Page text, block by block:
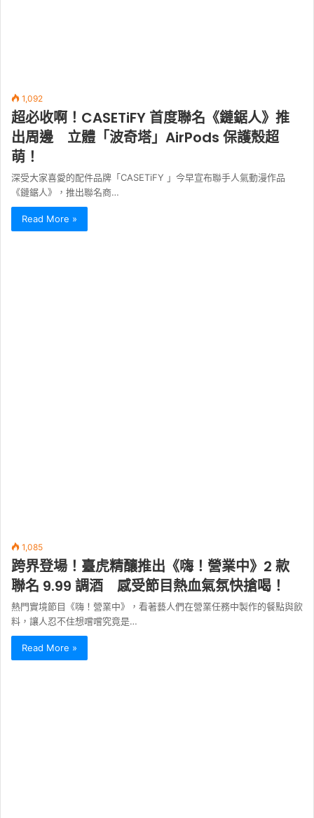
1,092
超必收啊！CASETiFY 首度聯名《鏈鋸人》推
出周邊 立體「波奇塔」AirPods 保護殼超
萌！
深受大家喜愛的配件品牌「CASETiFY 」今早宣布聯手人氣動漫作品
《鏈鋸人》，推出聯名商…
Read More »
1,085
跨界登場！臺虎精釀推出《嗨！營業中》2 款
聯名 9.99 調酒 感受節目熱血氣氛快搶喝！
熱門實境節目《嗨！營業中》，看著藝人們在營業任務中製作的餐點與飲
料，讓人忍不住想嚐嚐究竟是…
Read More »